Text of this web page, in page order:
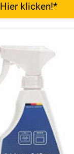
Hier klicken!*